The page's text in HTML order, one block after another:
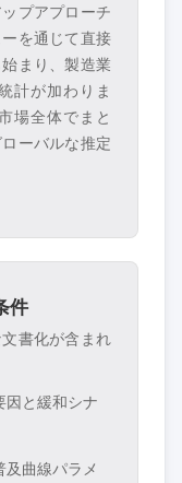
プアプローチ
を通じて直接
まり、製造業
計が加わりま
場全体でまと
ーバルな推定
件
書化が含まれ
因と緩和シナ
曲線パラメ